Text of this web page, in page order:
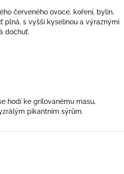
červeného ovoce, koření, bylin,
plná, s vyšší kyselinou a výraznými
dochuť.
hodí ke grilovanému masu,
pikantním sýrům.